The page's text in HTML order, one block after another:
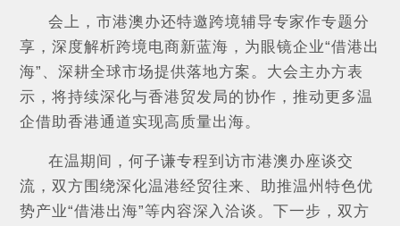
会上，市港澳办还特邀跨境辅导专家作专题分
享，深度解析跨境电商新蓝海，为眼镜企业“借港出
海”、深耕全球市场提供落地方案。大会主办方表
示，将持续深化与香港贸发局的协作，推动更多温
企借助香港通道实现高质量出海。
在温期间，何子谦专程到访市港澳办座谈交
流，双方围绕深化温港经贸往来、助推温州特色优
势产业“借港出海”等内容深入洽谈。下一步，双方